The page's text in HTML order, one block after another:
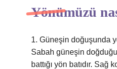
Yönümüzü
1. Güneşin doğuşunda
Sabah güneşin
battığı yön batıdır. Sağ